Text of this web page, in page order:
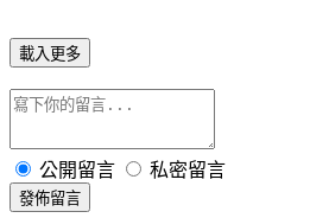
載入更多
公開留言 私密留言
發佈留言